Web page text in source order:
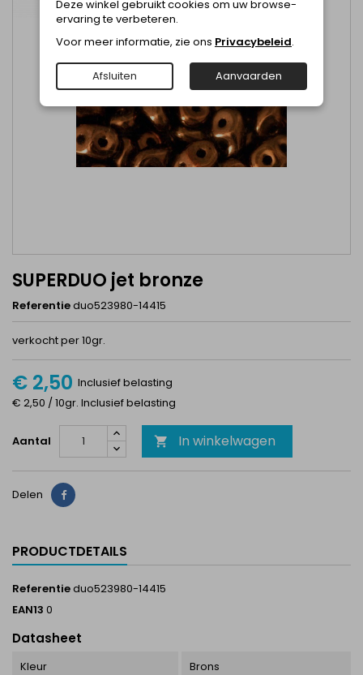
SUPERDUO jet bronze
Referentieduo523980-14415
verkocht per 10gr.
€ 2,50 Inclusief belasting
€ 2,50 / 10gr. Inclusief belasting
Aantal  In winkelwagen
Delen Delen
PRODUCTDETAILS
Referentieduo523980-14415
EAN13 0
Datasheet
Kleur Brons
Deze winkel gebruikt cookies om uw browse-
ervaring te verbeteren.
Voor meer informatie, zie ons Privacybeleid.
Afsluiten Aanvaarden